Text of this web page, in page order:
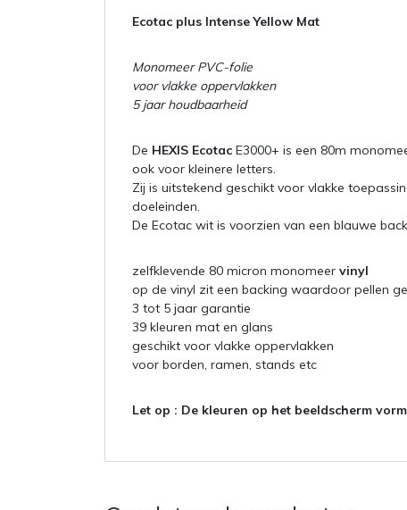
Ecotac plus Intense Yellow Mat
Monomeer PVC-folie
voor vlakke oppervlakken
5 jaar houdbaarheid
De HEXIS Ecotac E3000+ is een 80m
ook voor kleinere letters.
Zij is uitstekend geschikt voor vlakke
doeleinden.
De Ecotac wit is voorzien van een blauwe
zelfklevende 80 micron monomeer vinyl
op de vinyl zit een backing waardoor pellen
3 tot 5 jaar garantie
39 kleuren mat en glans
geschikt voor vlakke oppervlakken
voor borden, ramen, stands etc
Let op : De kleuren op het beeldscherm